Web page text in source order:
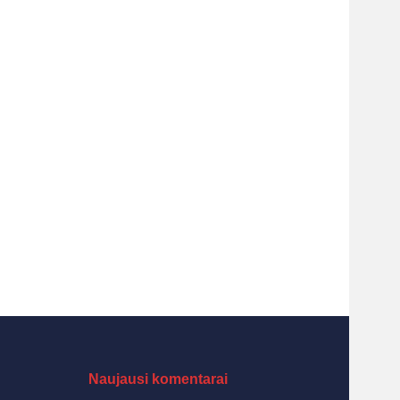
Naujausi komentarai